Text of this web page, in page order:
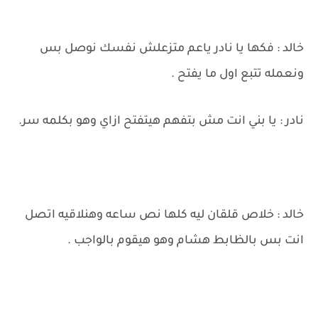
خالد : فكها يا نادر ياعم متزعلش نفسك نوصل بس
ونعمله تتبع اول ما يفتح .
نادر : يا بني انت مش بتفهم هيتفتح ازاي وهو بكلمه سر.
خالد : خلاص قلقان ليه كلها نص ساعه وهنلاقيه اتصل
انت بس بالظابط هشام وهو هيقوم بالواجب .